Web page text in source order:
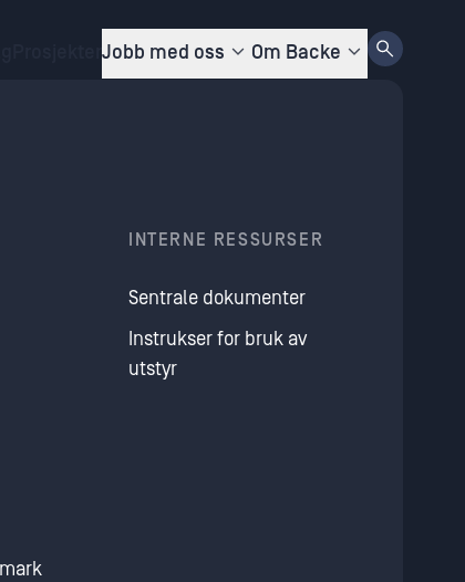
Jobb med oss Om Backe
INTERNE RESSURSER
Sentrale dokumenter
Instrukser for bruk av
utstyr